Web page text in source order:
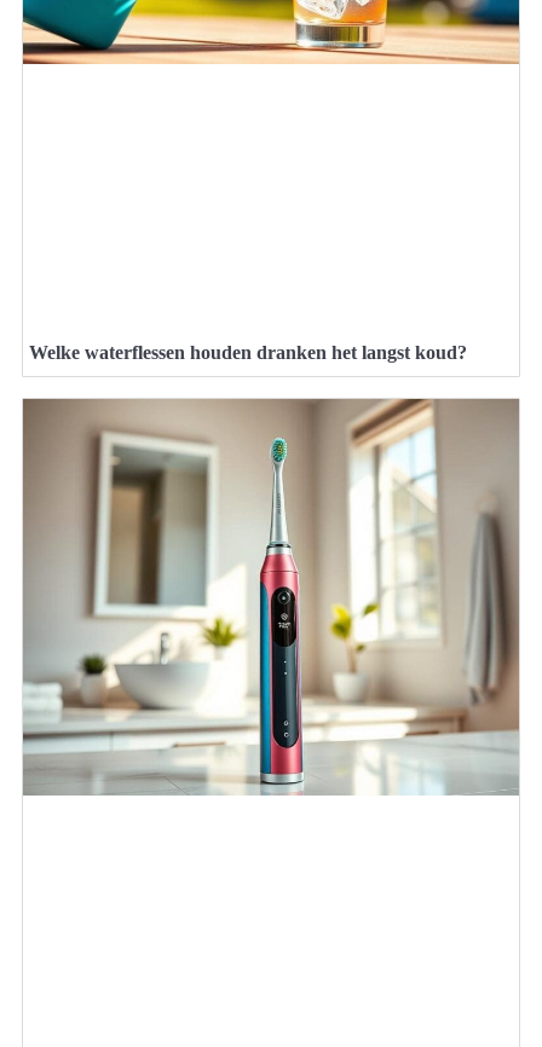
Welke waterflessen houden dranken het langst koud?